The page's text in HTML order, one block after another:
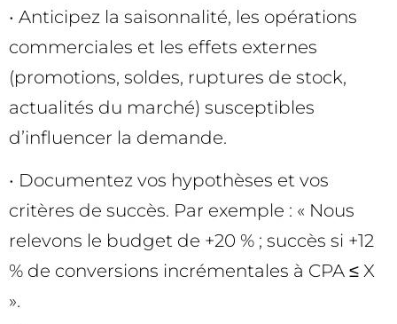
• Anticipez la saisonnalité, les opérations
commerciales et les effets externes
(promotions, soldes, ruptures de stock,
actualités du marché) susceptibles
d’influencer la demande.
• Documentez vos hypothèses et vos
critères de succès. Par exemple : « Nous
relevons le budget de +20 % ; succès si +12
% de conversions incrémentales à CPA ≤ X
».